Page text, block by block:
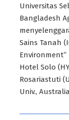
Universitas
Bangladesh
Sains Tanah
Environment”
Hotel Solo
Rosariastuti
Univ.,